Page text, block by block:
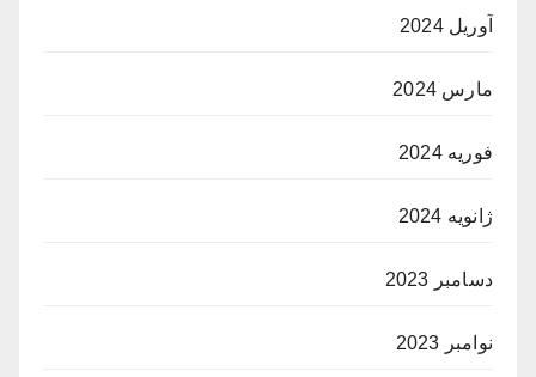
آوریل 2024
مارس 2024
فوریه 2024
ژانویه 2024
دسامبر 2023
نوامبر 2023